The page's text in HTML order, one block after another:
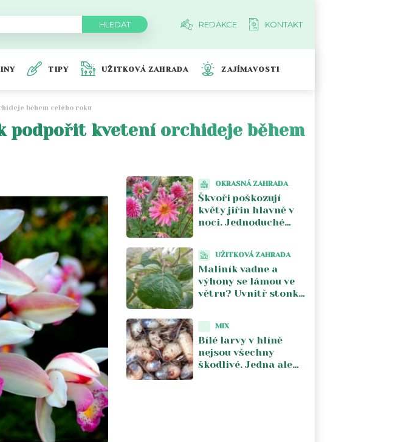
REDAKCE KONTAKT
TIPY UŽITKOVÁ ZAHRADA ZAJÍMAVOSTI
během celého roku
podpořit kvetení orchideje během
OKRASNÁ ZAHRADA
Škvoři poškozují
květy jiřin hlavně v
noci. Jednoduché
UŽITKOVÁ ZAHRADA
Maliník vadne a
výhony se lámou ve
větru? Uvnitř stonku
řez a česnek
MIX
Bílé larvy v hlíně
nejsou všechny
škodlivé. Jedna ale